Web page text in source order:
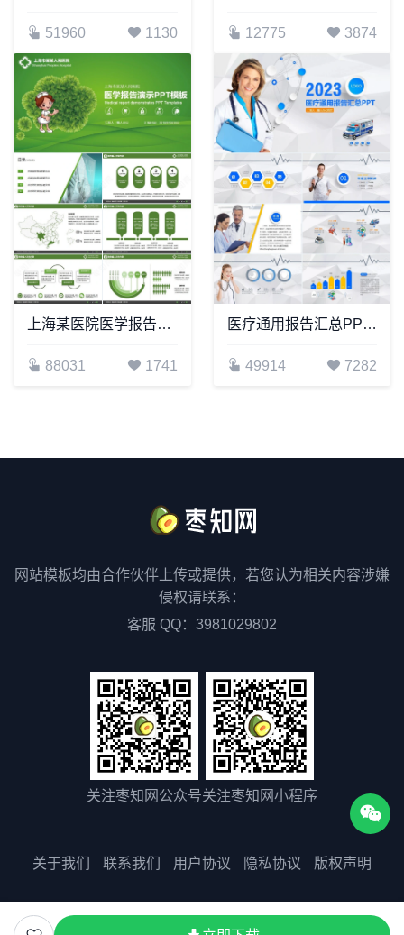
51960 1130 12775 3874
上海某医院医学报告演示PPT模板
88031 1741
医疗通用报告汇总PPT模板
49914 7282
网站模板均由合作伙伴上传或提供，若您认为相关内容涉嫌
侵权请联系：
客服 QQ：3981029802
关注枣知网公众号关注枣知网小程序
关于我们 联系我们 用户协议 隐私协议 版权声明
版权所有©2025 51zaozhi.com